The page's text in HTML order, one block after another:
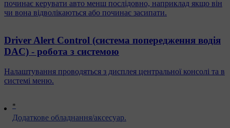
*
Додаткове обладнання/аксесуар.
починає керувати авто менш послідовно, наприклад якщо він
чи вона відволікаються або починає засипати.
Driver Alert Control (система попередження водія
DAC) - робота з системою
Налаштування проводяться з дисплея центральної консолі та в
системі меню.